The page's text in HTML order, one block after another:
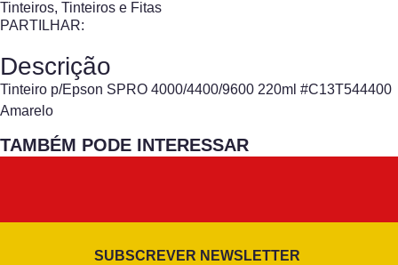
Tinteiros, Tinteiros e Fitas
PARTILHAR:
Descrição
Tinteiro p/Epson SPRO 4000/4400/9600 220ml #C13T544400
Amarelo
TAMBÉM PODE INTERESSAR
SUBSCREVER NEWSLETTER